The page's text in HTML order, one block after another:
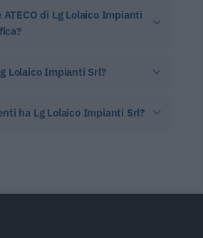
ATECO di Lg Lolaico Impianti
Lolaico Impianti Srl?
ha Lg Lolaico Impianti Srl?